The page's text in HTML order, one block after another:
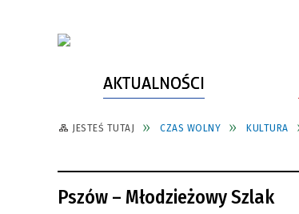
AKTUALNOŚCI
WŁADZE MIASTA
URZĄD STANU CYWILNEGO
INFORMACJE O MIEŚCIE
PARTNERZY, NGO
SPORT
SZLAKI TURYSTYCZNE
ZAŁATW SPRAWĘ
BEZPIECZEŃSTWO
JESTEŚ TUTAJ CZAS WOLNY KULTURA
Pszów – Młodzieżowy Szlak